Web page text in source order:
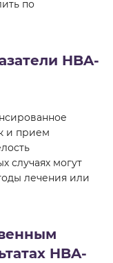
по
HBA-
и прием
случаях могут
лечения или
HBA-